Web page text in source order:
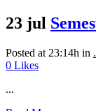
23 jul
Posted at 23:14h in .
0 Likes
...